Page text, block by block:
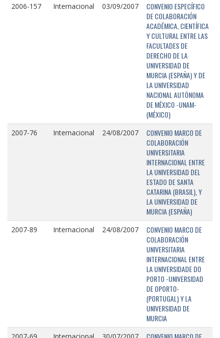
2006-157 Internacional 03/09/2007
CONVENIO ESPECÍFICO
DE COLABORACIÓN
ACADÉMICA, CIENTÍFICA
Y CULTURAL ENTRE LAS
FACULTADES DE
DERECHO DE LA
UNIVERSIDAD DE
MURCIA (ESPAÑA) Y DE
LA UNIVERSIDAD
NACIONAL AUTÓNOMA
DE MÉXICO -UNAM-
(MÉXICO)
2007-76 Internacional 24/08/2007
CONVENIO MARCO DE
COLABORACIÓN
UNIVERSITARIA
INTERNACIONAL ENTRE
LA UNIVERSIDAD DEL
ESTADO DE SANTA
CATARINA (BRASIL), Y
LA UNIVERSIDAD DE
MURCIA (ESPAÑA)
2007-89 Internacional 24/08/2007
CONVENIO MARCO DE
COLABORACIÓN
UNIVERSITARIA
INTERNACIONAL ENTRE
LA UNIVERSIDADE DO
PORTO -UNIVERSIDAD
DE OPORTO-
(PORTUGAL) Y LA
UNIVERSIDAD DE
MURCIA